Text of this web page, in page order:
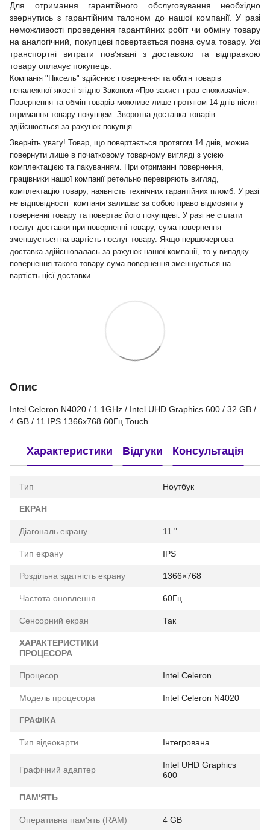
Для отримання гарантійного обслуговування необхідно
звернутись з гарантійним талоном до нашої компанії. У разі
неможливості проведення гарантійних робіт чи обміну товару
на аналогічний, покупцеві повертається повна сума товару. Усі
транспортні витрати пов’язані з доставкою та відправкою
товару оплачує покупець.
Компанія "Піксель" здійснює повернення та обмін товарів
неналежної якості згідно Законом «Про захист прав споживачів».
Повернення та обмін товарів можливе лише протягом 14 днів після
отримання товару покупцем. Зворотна доставка товарів
здійснюється за рахунок покупця.
Зверніть увагу! Товар, що повертається протягом 14 днів, можна
повернути лише в початковому товарному вигляді з усією
комплектацією та пакуванням. При отриманні повернення,
працівники нашої компанії ретельно перевіряють вигляд,
комплектацію товару, наявність технічних гарантійних пломб. У разі
не відповідності компанія залишає за собою право відмовити у
поверненні товару та повертає його покупцеві. У разі не сплати
послуг доставки при поверненні товару, сума повернення
зменшується на вартість послуг товару. Якщо першочергова
доставка здійснювалась за рахунок нашої компанії, то у випадку
повернення такого товару сума повернення зменшується на
вартість цієї доставки.
Опис
Intel Celeron N4020 / 1.1GHz / Intel UHD Graphics 600 / 32 GB /
4 GB / 11 IPS 1366x768 60Гц Touch
Характеристики Відгуки Консультація
Тип Ноутбук
ЕКРАН
Діагональ екрану 11 "
Тип екрану IPS
Роздільна здатність екрану 1366×768
Частота оновлення 60Гц
Сенсорний екран Так
ХАРАКТЕРИСТИКИ
ПРОЦЕСОРА
Процесор Intel Celeron
Модель процесора Intel Celeron N4020
ГРАФІКА
Тип відеокарти Інтегрована
Графічний адаптер
Intel UHD Graphics
600
ПАМ'ЯТЬ
Оперативна пам'ять (RAM) 4 GB